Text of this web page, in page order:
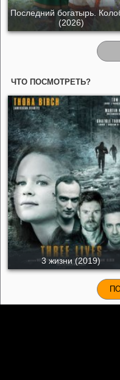
Последний богатырь.
(2026)
ЧТО ПОСМОТРЕТЬ?
3 жизни (2019)